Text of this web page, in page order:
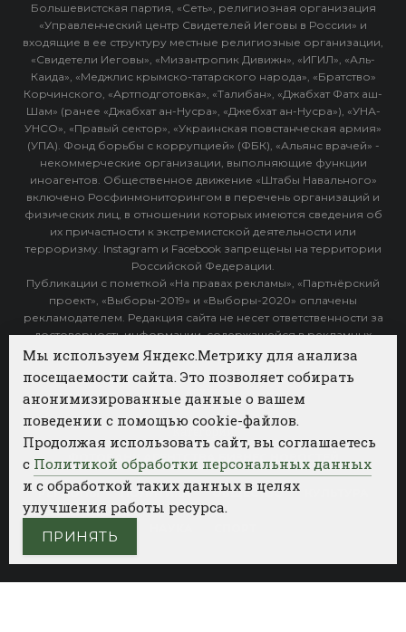
Большевистская партия, «Сеть», религиозная организация
«Управленческий центр Свидетелей Иеговы в России» и
входящие в ее структуру местные религиозные организации,
«Свидетели Иеговы», «Мизантропик Дивижн», «ИГИЛ», «Аль-
Каида», «Меджлис крымско-татарского народа», «Братство»
Корчинского, «Артподготовка», «Талибан», «Джабхат Фатх аш-
Шам» (ранее «Джабхат ан-Нусра», «Джебхат ан-Нусра»), «УНА-
УНСО», «Правый сектор», «Украинская повстанческая армия»
(УПА). Фонд борьбы с коррупцией» (ФБК), «Альянс врачей» -
некоммерческие организации, выполняющие функции
иноагентов. Общественное движение «Штабы Навального»
включено Росфинмониторингом в перечень организаций и
физических лиц, в отношении которых имеются сведения об
их причастности к экстремистской деятельности или
терроризму. Instagram и Facebook запрещены на территории
Российской Федерации.
Публикации с пометкой «На правах рекламы», «Партнёрский
проект», «Выборы-2019» и «Выборы-2020» оплачены
рекламодателем. Редакция сайта не несет ответственности за
достоверность информации, содержащейся в рекламных
объявлениях.
ФОТОБАНК АГЕНТСТВА БИЗНЕС НОВОСТЕЙ
РЕГИОНЫ ПОЛИТИКА ОБЩЕСТВО
Мы используем Яндекс.Метрику для анализа
посещаемости сайта. Это позволяет собирать
анонимизированные данные о вашем
поведении с помощью cookie-файлов.
Продолжая использовать сайт, вы соглашаетесь
с Политикой обработки персональных данных
и с обработкой таких данных в целях
улучшения работы ресурса.
ПРИНЯТЬ